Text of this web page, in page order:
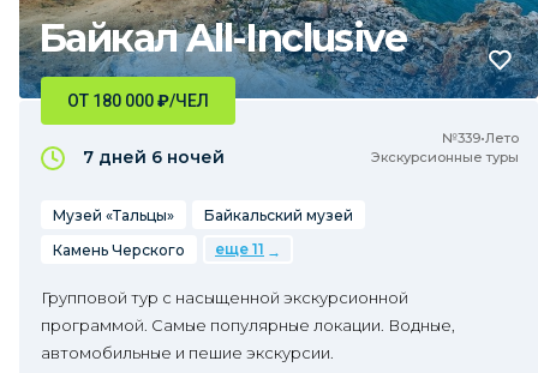
Байкал All-Inclusive
№339•Лето
Экскурсионные туры
ОТ 180 000₽/ЧЕЛ
7 дней 6 ночей
Музей «Тальцы»
Байкальский музей
Камень Черского
еще 11
Групповой тур с насыщенной экскурсионной
программой. Самые популярные локации. Водные,
автомобильные и пешие экскурсии.